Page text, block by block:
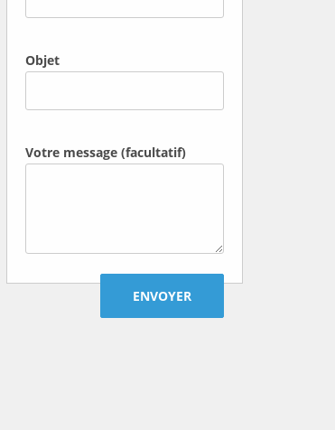
Objet
Votre message (facultatif)